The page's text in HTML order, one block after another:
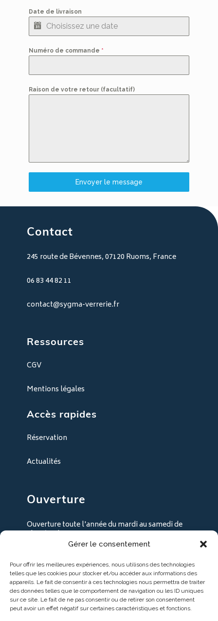
Gérer le consentement
Pour offrir les meilleures expériences, nous utilisons des technologies
telles que les cookies pour stocker et/ou accéder aux informations des
appareils. Le fait de consentir à ces technologies nous permettra de traiter
des données telles que le comportement de navigation ou les ID uniques
sur ce site. Le fait de ne pas consentir ou de retirer son consentement
peut avoir un effet négatif sur certaines caractéristiques et fonctions.
Date de livraison
Numéro de commande *
Raison de votre retour (facultatif)
Envoyer le message
Contact
245 route de Bévennes, 07120 Ruoms, France
06 83 44 82 11
contact@sygma-verrerie.fr
Ressources
CGV
Mentions légales
Accès rapides
Réservation
Actualités
Ouverture
Ouverture toute l'année du mardi au samedi de
9h30 à 18h30